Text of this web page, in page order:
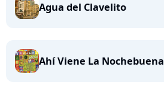
Agua del Clavelito
Ahí Viene La Nochebuena